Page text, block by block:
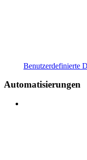
Benutzerdefinierte
Automatisierungen